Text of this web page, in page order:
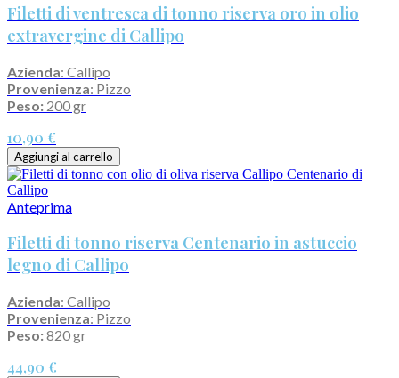
Filetti di ventresca di tonno riserva oro in olio
extravergine di Callipo
Azienda: Callipo
Provenienza: Pizzo
Peso: 200 gr
10,90 €
Aggiungi al carrello
Anteprima
Filetti di tonno riserva Centenario in astuccio
legno di Callipo
Azienda: Callipo
Provenienza: Pizzo
Peso:820 gr
44,90 €